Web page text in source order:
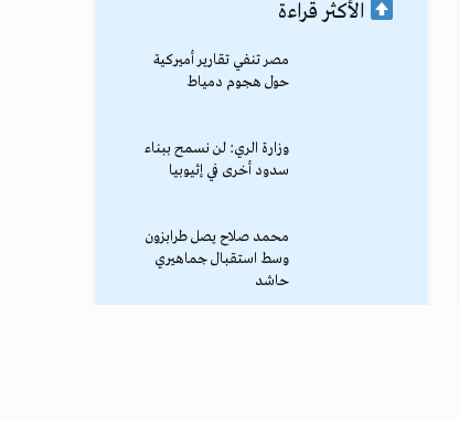
الأكثر قراءة
مصر تنفي تقارير أميركية
حول هجوم دمياط
وزارة الري: لن نسمح ببناء
سدود أخرى في إثيوبيا
محمد صلاح يصل طرابزون
وسط استقبال جماهيري
حاشد